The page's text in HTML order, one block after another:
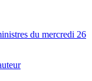
du mercredi 26